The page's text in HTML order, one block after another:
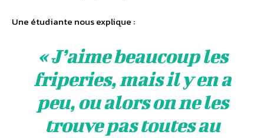
Une étudiante nous explique :
« J’aime beaucoup les
friperies, mais il y en a
peu, ou alors on ne les
trouve pas toutes au